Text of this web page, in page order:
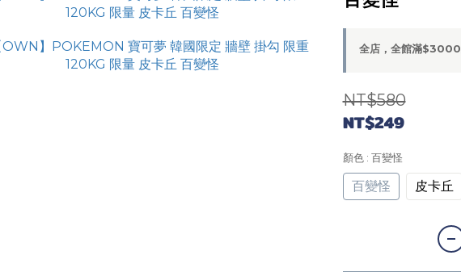
全店，全館滿$3000
NT$580
NT$249
顏色 : 百變怪
百變怪 皮卡丘